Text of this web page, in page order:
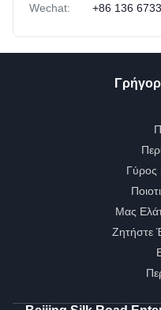
Wechat: +86 136
Γύρος
Μας
Ζητήστε